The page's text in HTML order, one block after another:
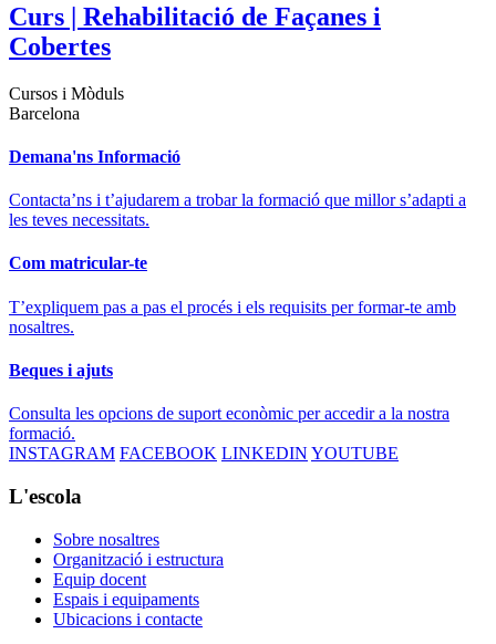
Curs | Rehabilitació de Façanes i
Cobertes
Cursos i Mòduls
Barcelona
Demana'ns Informació
Contacta’ns i t’ajudarem a trobar la formació que millor s’adapti a
les teves necessitats.
Com matricular-te
T’expliquem pas a pas el procés i els requisits per formar-te amb
nosaltres.
Beques i ajuts
Consulta les opcions de suport econòmic per accedir a la nostra
formació.
INSTAGRAM FACEBOOK LINKEDIN YOUTUBE
L'escola
Sobre nosaltres
Organització i estructura
Equip docent
Espais i equipaments
Ubicacions i contacte